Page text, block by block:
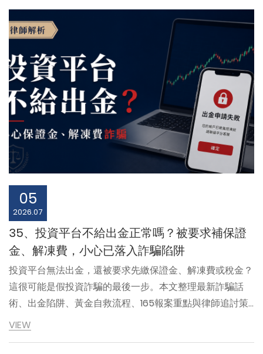
05
2026.07
35、投資平台不給出金正常嗎？被要求補保證
金、解凍費，小心已落入詐騙陷阱
投資平台無法出金，還被要求先繳保證金、解凍費或稅金？
這很可能是假投資詐騙的最後一步。本文整理最新詐騙話
術、出金陷阱、黃金自救流程、165報案重點與律師追討策
略，教你第一時間止損，提高追回資金的機會。
VIEW